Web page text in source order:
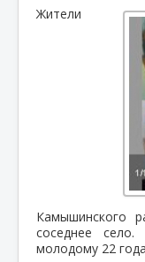
Жители
Камышинского
соседнее
молодому 22